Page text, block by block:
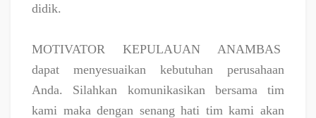
didik.
MOTIVATOR KEPULAUAN ANAMBAS
dapat menyesuaikan kebutuhan perusahaan
Anda. Silahkan komunikasikan bersama tim
kami maka dengan senang hati tim kami akan